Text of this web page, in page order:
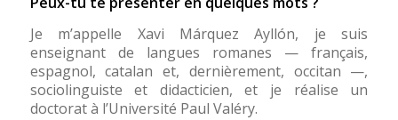
Je m’appelle Xavi Márquez Ayllón, je suis
enseignant de langues romanes — français,
espagnol, catalan et, dernièrement, occitan —,
sociolinguiste et didacticien, et je réalise un
doctorat à l’Université Paul Valéry.